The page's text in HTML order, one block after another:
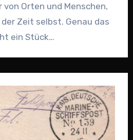
Orten und Menschen,
Zeit selbst. Genau das
ein Stück…